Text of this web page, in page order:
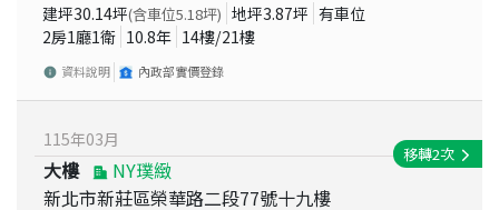
建坪30.14坪(含車位5.18坪) 地坪3.87坪 有車位
2房1廳1衛 10.8年 14樓/21樓
資料說明 內政部實價登錄
115年03月
大樓
NY璞緻
新北市新莊區榮華路二段77號十九樓
移轉2次